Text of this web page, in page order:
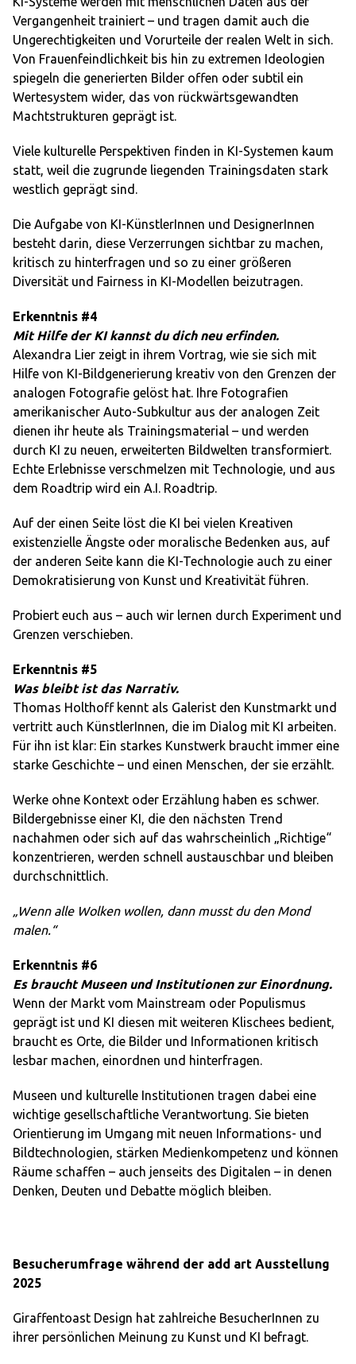
Vergangenheit trainiert – und tragen damit auch die
Ungerechtigkeiten und Vorurteile der realen Welt in sich.
Von Frauenfeindlichkeit bis hin zu extremen Ideologien
spiegeln die generierten Bilder offen oder subtil ein
Wertesystem wider, das von rückwärtsgewandten
Machtstrukturen geprägt ist.
Viele kulturelle Perspektiven finden in KI-Systemen kaum
statt, weil die zugrunde liegenden Trainingsdaten stark
westlich geprägt sind.
Die Aufgabe von KI-KünstlerInnen und DesignerInnen
besteht darin, diese Verzerrungen sichtbar zu machen,
kritisch zu hinterfragen und so zu einer größeren
Diversität und Fairness in KI-Modellen beizutragen.
Erkenntnis #4
Mit Hilfe der KI kannst du dich neu erfinden.
Alexandra Lier zeigt in ihrem Vortrag, wie sie sich mit
Hilfe von KI-Bildgenerierung kreativ von den Grenzen der
analogen Fotografie gelöst hat. Ihre Fotografien
amerikanischer Auto-Subkultur aus der analogen Zeit
dienen ihr heute als Trainingsmaterial – und werden
durch KI zu neuen, erweiterten Bildwelten transformiert.
Echte Erlebnisse verschmelzen mit Technologie, und aus
dem Roadtrip wird ein A.I. Roadtrip.
Auf der einen Seite löst die KI bei vielen Kreativen
existenzielle Ängste oder moralische Bedenken aus, auf
der anderen Seite kann die KI-Technologie auch zu einer
Demokratisierung von Kunst und Kreativität führen.
Probiert euch aus – auch wir lernen durch Experiment und
Grenzen verschieben.
Erkenntnis #5
Was bleibt ist das Narrativ.
Thomas Holthoff kennt als Galerist den Kunstmarkt und
vertritt auch KünstlerInnen, die im Dialog mit KI arbeiten.
Für ihn ist klar: Ein starkes Kunstwerk braucht immer eine
starke Geschichte – und einen Menschen, der sie erzählt.
Werke ohne Kontext oder Erzählung haben es schwer.
Bildergebnisse einer KI, die den nächsten Trend
nachahmen oder sich auf das wahrscheinlich „Richtige“
konzentrieren, werden schnell austauschbar und bleiben
durchschnittlich.
„Wenn alle Wolken wollen, dann musst du den Mond
malen.“
Erkenntnis #6
Es braucht Museen und Institutionen zur Einordnung.
Wenn der Markt vom Mainstream oder Populismus
geprägt ist und KI diesen mit weiteren Klischees bedient,
braucht es Orte, die Bilder und Informationen kritisch
lesbar machen, einordnen und hinterfragen.
Museen und kulturelle Institutionen tragen dabei eine
wichtige gesellschaftliche Verantwortung. Sie bieten
Orientierung im Umgang mit neuen Informations- und
Bildtechnologien, stärken Medienkompetenz und können
Räume schaffen – auch jenseits des Digitalen – in denen
Denken, Deuten und Debatte möglich bleiben.
Besucherumfrage während der add art Ausstellung
2025
Giraffentoast Design hat zahlreiche BesucherInnen zu
ihrer persönlichen Meinung zu Kunst und KI befragt.